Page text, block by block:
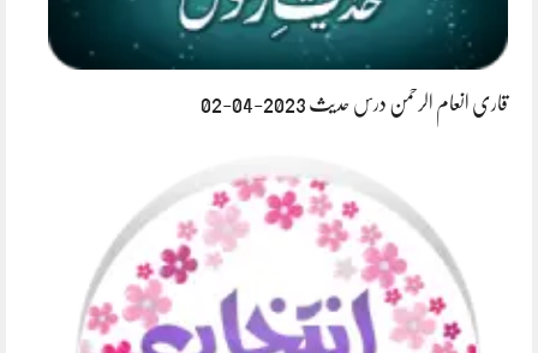
قاری انعام الرحمن درس حدیث 2023-04-02